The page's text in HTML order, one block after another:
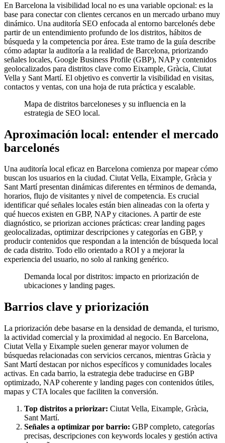
En Barcelona la visibilidad local no es una variable opcional: es la
base para conectar con clientes cercanos en un mercado urbano muy
dinámico. Una auditoría SEO enfocada al entorno barcelonés debe
partir de un entendimiento profundo de los distritos, hábitos de
búsqueda y la competencia por área. Este tramo de la guía describe
cómo adaptar la auditoría a la realidad de Barcelona, priorizando
señales locales, Google Business Profile (GBP), NAP y contenidos
geolocalizados para distritos clave como Eixample, Gràcia, Ciutat
Vella y Sant Martí. El objetivo es convertir la visibilidad en visitas,
contactos y ventas, con una hoja de ruta práctica y escalable.
Mapa de distritos barceloneses y su influencia en la
estrategia de SEO local.
Aproximación local: entender el mercado
barcelonés
Una auditoría local eficaz en Barcelona comienza por mapear cómo
buscan los usuarios en la ciudad. Ciutat Vella, Eixample, Gràcia y
Sant Martí presentan dinámicas diferentes en términos de demanda,
horarios, flujo de visitantes y nivel de competencia. Es crucial
identificar qué señales locales están bien alineadas con la oferta y
qué huecos existen en GBP, NAP y citaciones. A partir de este
diagnóstico, se priorizan acciones prácticas: crear landing pages
geolocalizadas, optimizar descripciones y categorías en GBP, y
producir contenidos que respondan a la intención de búsqueda local
de cada distrito. Todo ello orientado a ROI y a mejorar la
experiencia del usuario, no solo al ranking genérico.
Demanda local por distritos: impacto en priorización de
ubicaciones y landing pages.
Barrios clave y priorización
La priorización debe basarse en la densidad de demanda, el turismo,
la actividad comercial y la proximidad al negocio. En Barcelona,
Ciutat Vella y Eixample suelen generar mayor volumen de
búsquedas relacionadas con servicios cercanos, mientras Gràcia y
Sant Martí destacan por nichos específicos y comunidades locales
activas. En cada barrio, la estrategia debe traducirse en GBP
optimizado, NAP coherente y landing pages con contenidos útiles,
mapas y CTA locales que faciliten la conversión.
Top distritos a priorizar: Ciutat Vella, Eixample, Gràcia,
Sant Martí.
Señales a optimizar por barrio: GBP completo, categorías
precisas, descripciones con keywords locales y gestión activa